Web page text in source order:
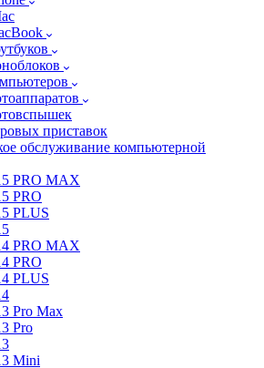
приставок
обслуживание компьютерной
PRO MAX
PRO
PLUS
PRO MAX
PRO
PLUS
Pro Max
Pro
Mini